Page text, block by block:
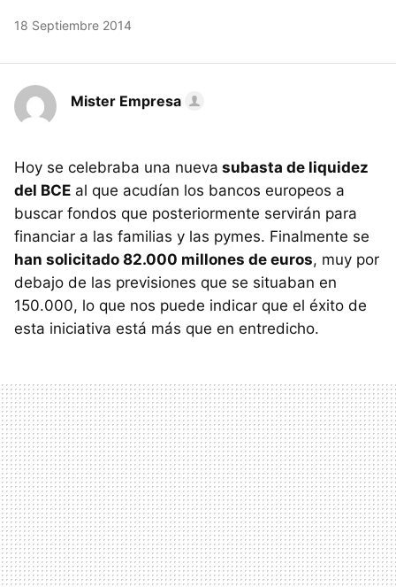
18 Septiembre 2014
Mister Empresa
Hoy se celebraba una nueva subasta de liquidez
del BCE al que acudían los bancos europeos a
buscar fondos que posteriormente servirán para
financiar a las familias y las pymes. Finalmente se
han solicitado 82.000 millones de euros, muy por
debajo de las previsiones que se situaban en
150.000, lo que nos puede indicar que el éxito de
esta iniciativa está más que en entredicho.